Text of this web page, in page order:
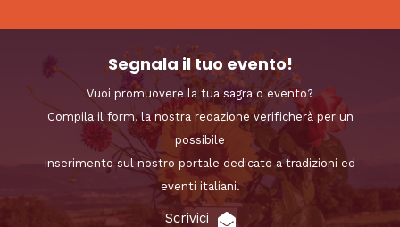
Segnala il tuo evento!
Vuoi promuovere la tua sagra o evento?
Compila il form, la nostra redazione verificherà per un
possibile
inserimento sul nostro portale dedicato a tradizioni ed
eventi italiani.
Scrivici